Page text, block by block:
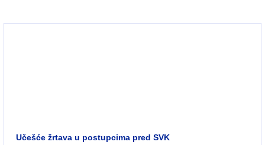
Učešće žrtava u postupcima pred SVK